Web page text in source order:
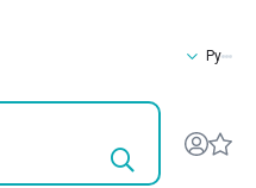
Ру